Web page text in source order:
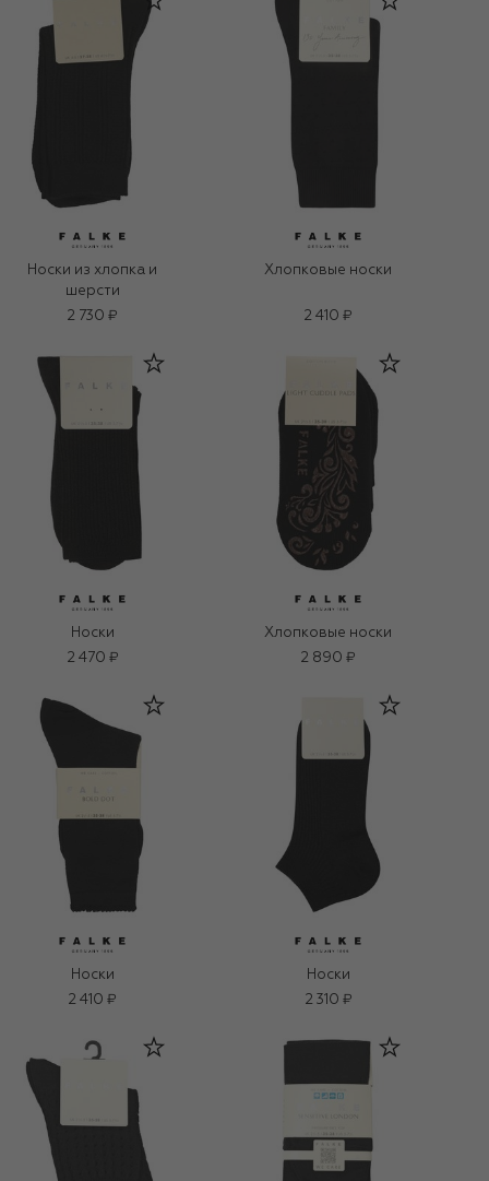
Носки из хлопка и
шерсти
2 730 ₽
Хлопковые носки
2 410 ₽
Носки
2 470 ₽
Хлопковые носки
2 890 ₽
Носки
2 410 ₽
Носки
2 310 ₽